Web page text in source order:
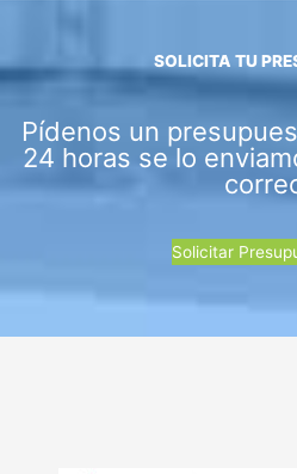
SOLICITA TU
Pídenos un
24 horas se lo
Solicitar